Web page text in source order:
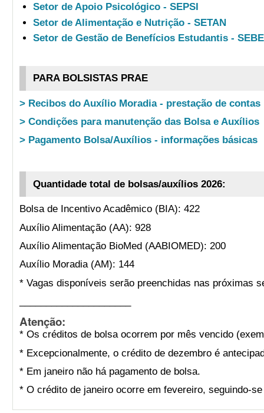
Setor de Apoio Psicológico - SEPSI
Setor de Alimentação e Nutrição - SETAN
Setor de Gestão de Benefícios Estudantis -
PARA BOLSISTAS PRAE
> Recibos do Auxílio Moradia - prestação de contas
> Condições para manutenção das Bolsa e Auxílios
> Pagamento Bolsa/Auxílios - informações básicas
Quantidade total de bolsas/auxílios 2026:
Bolsa de Incentivo Acadêmico (BIA): 422
Auxílio Alimentação (AA): 928
Auxílio Alimentação BioMed (AABIOMED): 200
Auxílio Moradia (AM): 144
* Vagas disponíveis serão preenchidas nas próximas
Atenção:
* Os créditos de bolsa ocorrem por mês vencido
* Excepcionalmente, o crédito de dezembro é
* Em janeiro não há pagamento de bolsa.
* O crédito de janeiro ocorre em fevereiro, seguindo-